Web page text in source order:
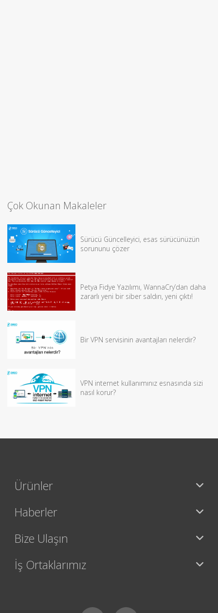
Çok Okunan Makaleler
Sürücü Güncelleyici, esas sürücünüzün
sorununu çözer
Petya Fidye Yazılımı, WannaCry’dan daha
zararlı yeni bir siber saldırı, yeni çıktı!
Bir VPN servisinin avantajları nelerdir?
VPN internet kullanımınız esnasında sizi
nasıl korur?
Ürünler
Haberler
Bize Ulaşın
İş Ortaklarımız